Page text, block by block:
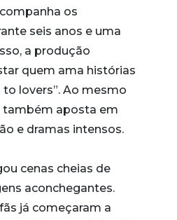
os
seis anos e uma
a produção
quem ama histórias
lovers”. Ao mesmo
também aposta em
e dramas intensos.
cenas cheias de
aconchegantes.
já começaram a